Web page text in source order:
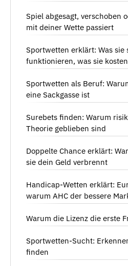
Spiel abgesagt, verschoben
mit deiner Wette passiert
Sportwetten erklärt: Was sie
funktionieren, was sie kosten
Sportwetten als Beruf:
eine Sackgasse ist
Surebets finden: Warum
Theorie geblieben sind
Doppelte Chance erklärt:
sie dein Geld verbrennt
Handicap-Wetten erklärt:
warum AHC der bessere
Warum die Lizenz die erste
Sportwetten-Sucht:
finden